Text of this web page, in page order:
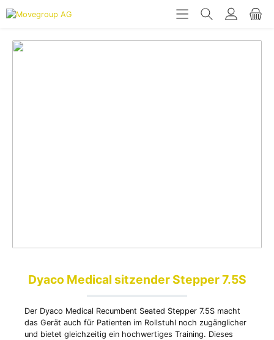
Dyaco Medical sitzender Stepper 7.5S
Der Dyaco Medical Recumbent Seated Stepper 7.5S macht
das Gerät auch für Patienten im Rollstuhl noch zugänglicher
und bietet gleichzeitig ein hochwertiges Training. Dieses